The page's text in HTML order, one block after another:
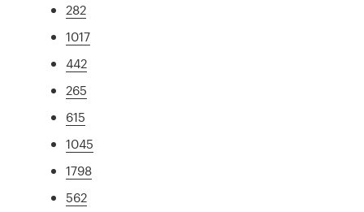
282
1017
442
265
615
1045
1798
562